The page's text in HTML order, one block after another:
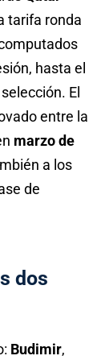
tarifa ronda
hasta el
El
entre la
marzo de
a los
de
dos
Budimir,